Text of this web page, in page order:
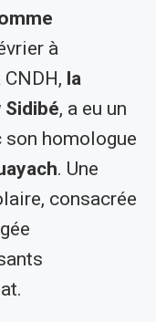
à
la
, a eu un
son homologue
. Une
consacrée